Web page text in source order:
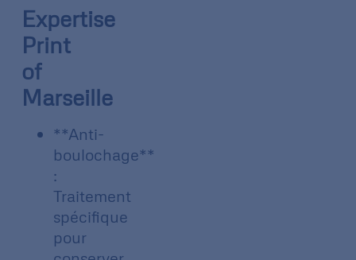
Expertise
Print
of
Marseille
**Anti-
boulochage**
:
Traitement
spécifique
pour